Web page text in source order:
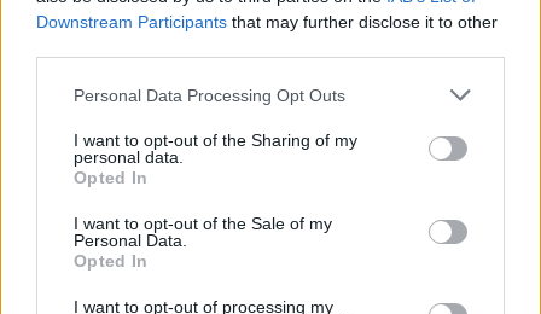
Downstream Participants that may further disclose it to other
Personal Data Processing Opt Outs
I want to opt-out of the Sharing of my
personal data.
Opted In
I want to opt-out of the Sale of my
Personal Data.
Opted In
I want to opt-out of processing my
ιδιώτες και επιχειρήσεις στην μετάβαση τους στην
ψηφιακή εποχή».